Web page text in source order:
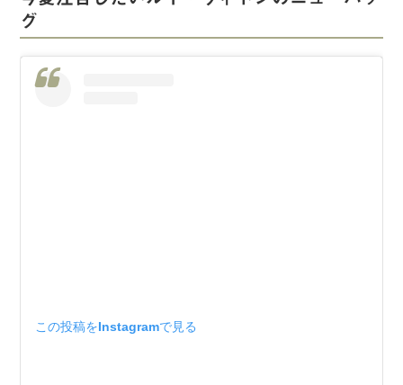
グ
この投稿をInstagramで見る